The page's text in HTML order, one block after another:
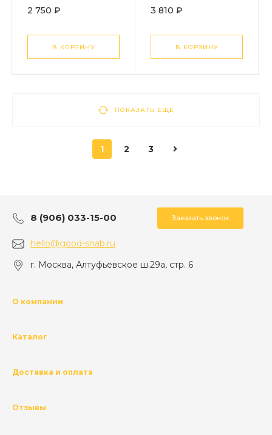
подшипников,
(43325-12-58)
2 750 ₽
В КОРЗИНУ
серповидными
Профессионал
(43323-160)
3 810 ₽
В КОРЗИНУ
ПОКАЗАТЬ ЕЩЕ
1 2 3
8 (906) 033-15-00 Заказать звонок
hello@good-snab.ru
г. Москва, Алтуфьевское ш.29а, стр. 6
О компании
Каталог
Доставка и оплата
Отзывы